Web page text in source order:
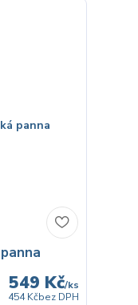
549 Kč/ks
454 Kčbez DPH